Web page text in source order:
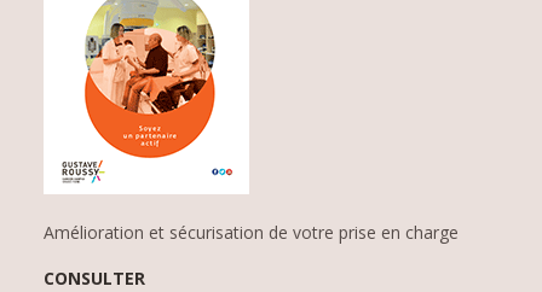
Amélioration et sécurisation de votre prise en charge
CONSULTER